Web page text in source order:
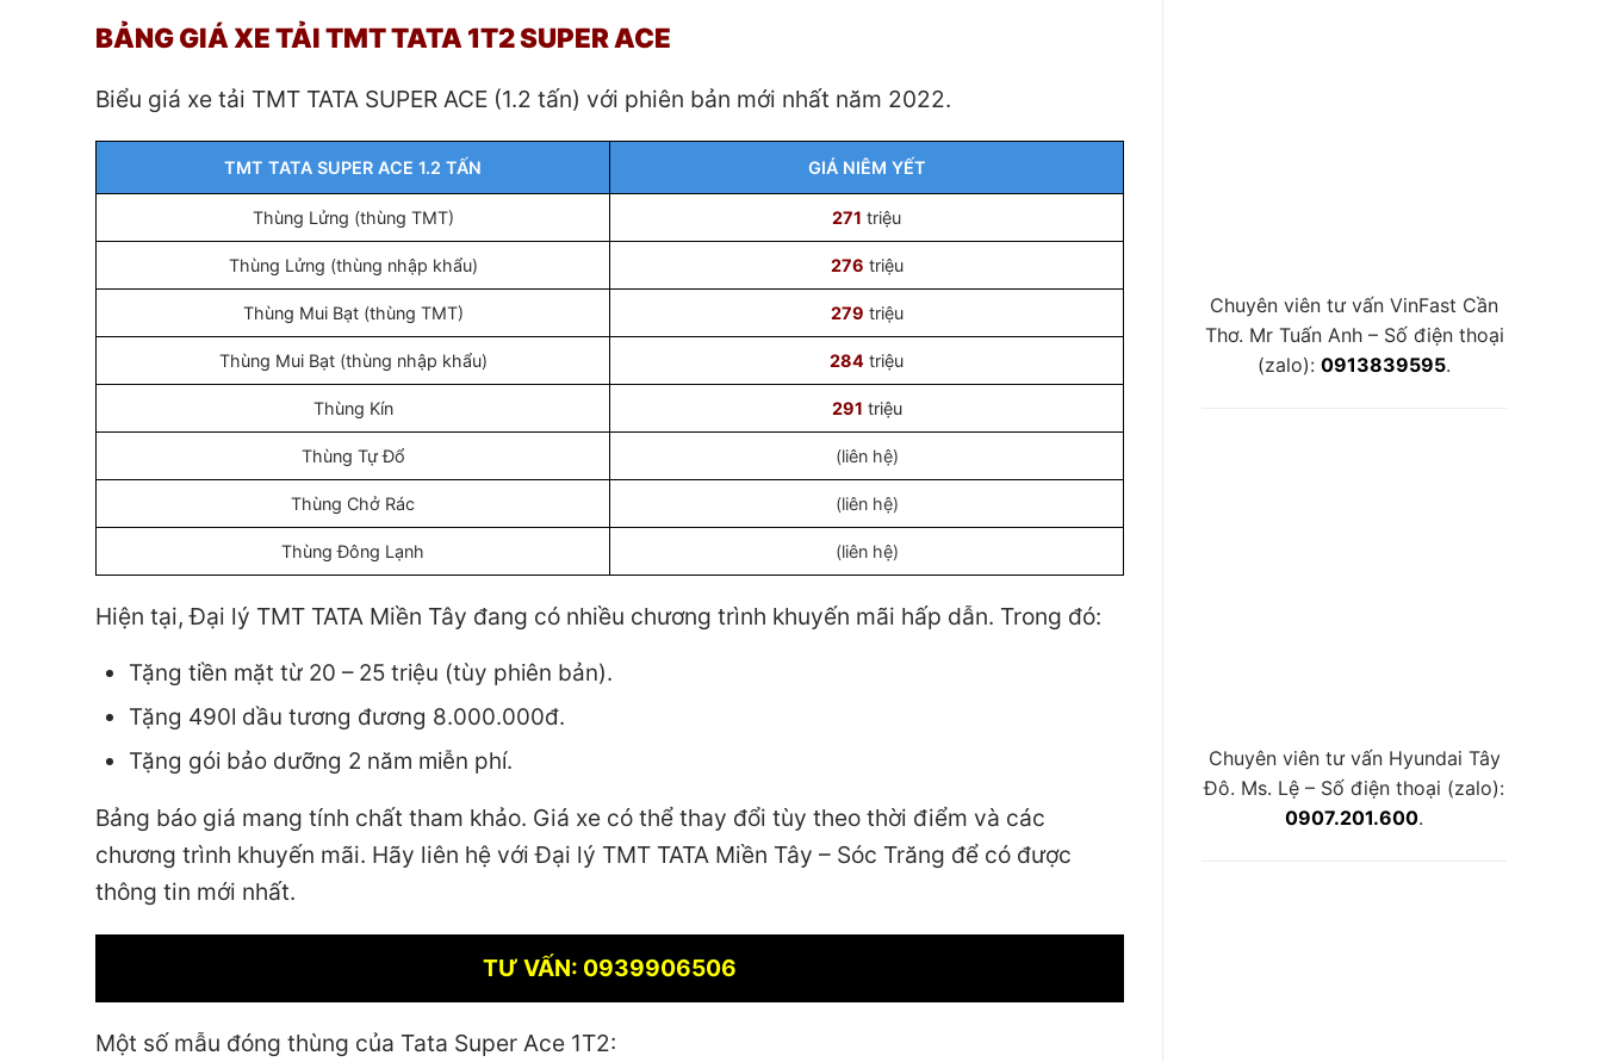
BẢNG GIÁ XE TẢI TMT TATA 1T2 SUPER ACE
Biểu giá xe tải TMT TATA SUPER ACE (1.2 tấn) với phiên bản mới nhất năm 2022.
TMT TATA SUPER ACE 1.2 TẤN GIÁ NIÊM YẾT
Thùng Lửng (thùng TMT) 271 triệu
Thùng Lửng (thùng nhập khẩu) 276 triệu
Thùng Mui Bạt (thùng TMT) 279 triệu
Thùng Mui Bạt (thùng nhập khẩu) 284 triệu
Thùng Kín 291 triệu
Thùng Tự Đổ (liên hệ)
Thùng Chở Rác (liên hệ)
Thùng Đông Lạnh (liên hệ)
Hiện tại, Đại lý TMT TATA Miền Tây đang có nhiều chương trình khuyến mãi hấp dẫn. Trong đó:
Tặng tiền mặt từ 20 – 25 triệu (tùy phiên bản).
Tặng 490l dầu tương đương 8.000.000đ.
Tặng gói bảo dưỡng 2 năm miễn phí.
Bảng báo giá mang tính chất tham khảo. Giá xe có thể thay đổi tùy theo thời điểm và các
chương trình khuyến mãi. Hãy liên hệ với Đại lý TMT TATA Miền Tây – Sóc Trăng để có được
thông tin mới nhất.
TƯ VẤN: 0939906506
Một số mẫu đóng thùng của Tata Super Ace 1T2:
Chuyên viên tư vấn VinFast Cần
Thơ. Mr Tuấn Anh – Số điện thoại
(zalo): 0913839595.
Chuyên viên tư vấn Hyundai Tây
Đô. Ms. Lệ – Số điện thoại (zalo):
0907.201.600.